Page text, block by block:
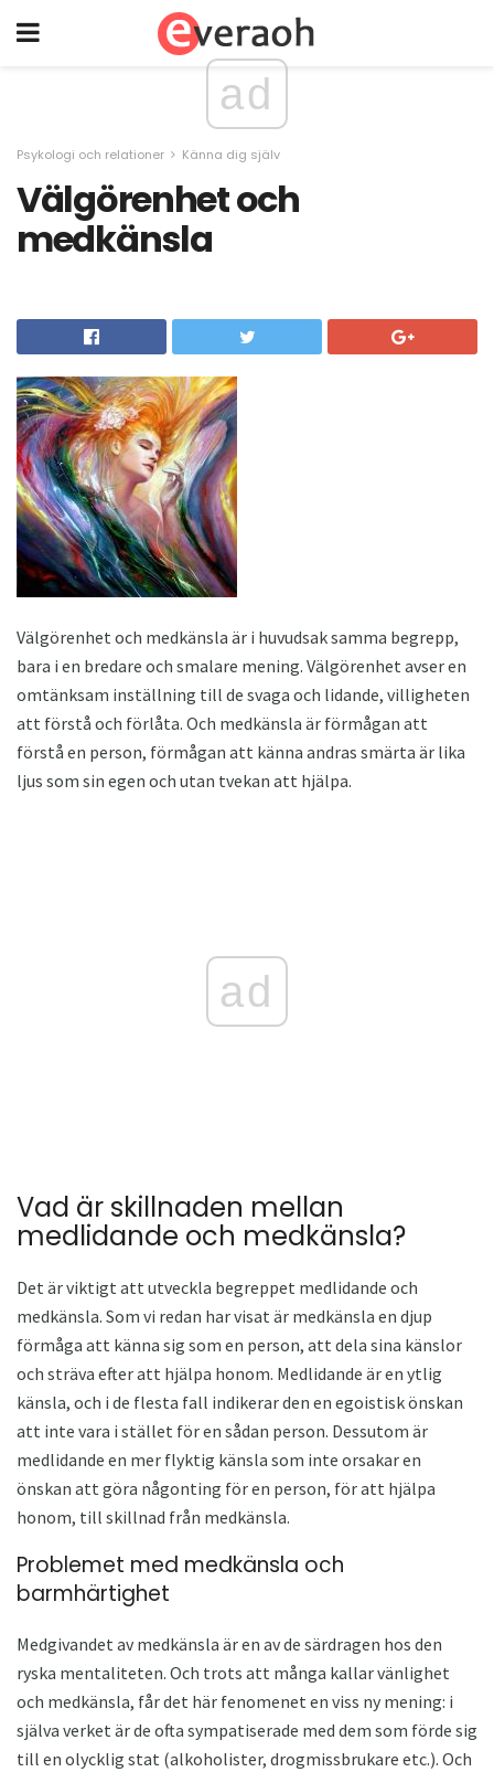
ad
Psykologi och relationer Känna dig själv
Välgörenhet och
medkänsla
Välgörenhet och medkänsla är i huvudsak samma begrepp,
bara i en bredare och smalare mening. Välgörenhet avser en
omtänksam inställning till de svaga och lidande, villigheten
att förstå och förlåta. Och medkänsla är förmågan att
förstå en person, förmågan att känna andras smärta är lika
ljus som sin egen och utan tvekan att hjälpa.
ad
Vad är skillnaden mellan
medlidande och medkänsla?
Det är viktigt att utveckla begreppet medlidande och
medkänsla. Som vi redan har visat är medkänsla en djup
förmåga att känna sig som en person, att dela sina känslor
och sträva efter att hjälpa honom. Medlidande är en ytlig
känsla, och i de flesta fall indikerar den en egoistisk önskan
att inte vara i stället för en sådan person. Dessutom är
medlidande en mer flyktig känsla som inte orsakar en
önskan att göra någonting för en person, för att hjälpa
honom, till skillnad från medkänsla.
Problemet med medkänsla och
barmhärtighet
Medgivandet av medkänsla är en av de särdragen hos den
ryska mentaliteten. Och trots att många kallar vänlighet
och medkänsla, får det här fenomenet en viss ny mening: i
själva verket är de ofta sympatiserade med dem som förde sig
till en olycklig stat (alkoholister, drogmissbrukare etc.). Och